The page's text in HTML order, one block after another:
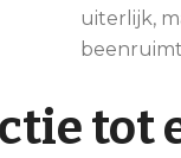
uiterlijk,
tot